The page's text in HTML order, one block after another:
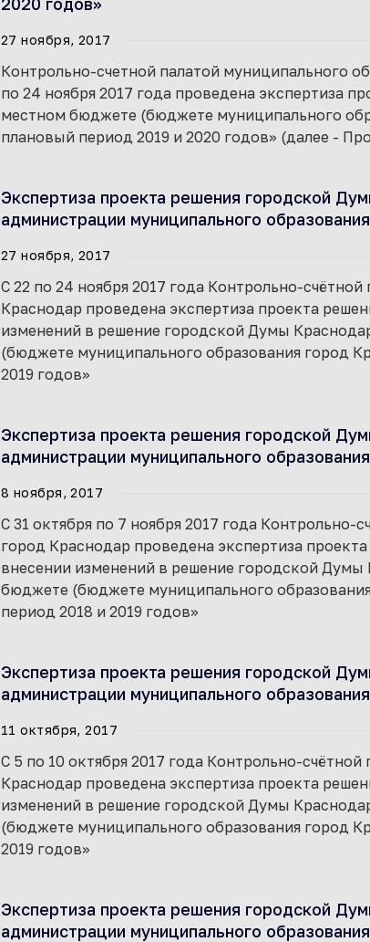
27 ноября, 2017
Контрольно-счетной палатой муниципального
по 24 ноября 2017 года проведена экспертиза
местном бюджете (бюджете муниципального
плановый период 2019 и 2020 годов» (далее -
Экспертиза проекта решения городской
администрации муниципального
27 ноября, 2017
С 22 по 24 ноября 2017 года Контрольно-
Краснодар проведена экспертиза проекта
изменений в решение городской Думы
(бюджете муниципального образования город
2019 годов»
Экспертиза проекта решения городской
администрации муниципального
8 ноября, 2017
С 31 октября по 7 ноября 2017 года Контрольно-
город Краснодар проведена экспертиза
внесении изменений в решение городской
бюджете (бюджете муниципального
период 2018 и 2019 годов»
Экспертиза проекта решения городской
администрации муниципального
11 октября, 2017
С 5 по 10 октября 2017 года Контрольно-
Краснодар проведена экспертиза проекта
изменений в решение городской Думы
(бюджете муниципального образования город
2019 годов»
Экспертиза проекта решения городской
администрации муниципального